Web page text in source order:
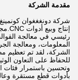
مقدمة الشركة
شركة دونغغغوان كونمينغ
إنتاج وبيع أدوات CNC.
رئيسي في معالجة
المعلومات، ومعالجة
الشركة، لقد تم تعظيم
للحفاظ على التعاون
وتحسين باستمرار فئات
بأدوات قطع مستقرة